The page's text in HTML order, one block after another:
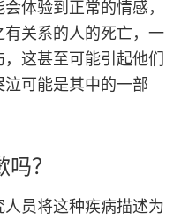
体验到正常的情感，
关系的人的死亡，一
这甚至可能引起他们
可能是其中的一部
？
员将这种疾病描述为